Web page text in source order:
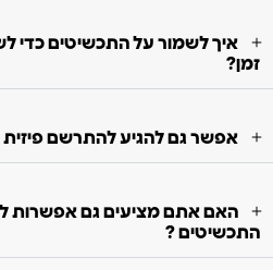
איך לשמור על התכשיטים כדי
זמן?
אפשר גם להגיע להתרשם
האם אתם מציעים גם אפשרות
התכשיטים ?